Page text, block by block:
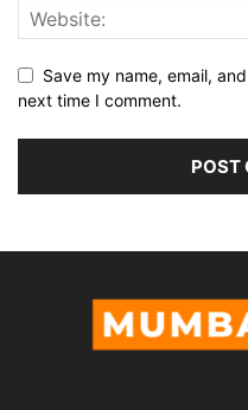
Save my name, email,
next time I comment.